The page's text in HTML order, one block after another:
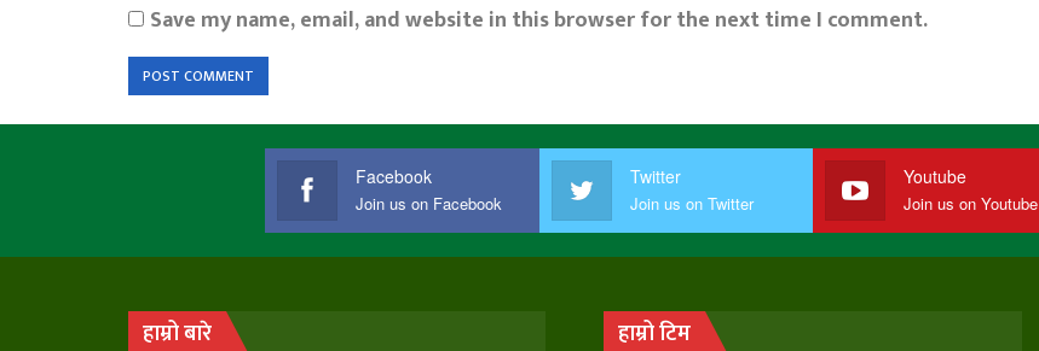
Save my name, email, and website in this browser for the next time I comment.
Facebook
Join us on Facebook
Twitter
Join us on Twitter
Youtube
Join us on Youtube
हाम्रो बारे हाम्रो टिम